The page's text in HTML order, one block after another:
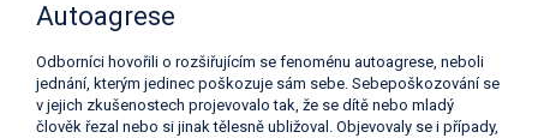
Autoagrese
Odborníci hovořili o rozšiřujícím se fenoménu autoagrese, neboli
jednání, kterým jedinec poškozuje sám sebe. Sebepoškozování se
v jejich zkušenostech projevovalo tak, že se dítě nebo mladý
člověk řezal nebo si jinak tělesně ubližoval. Objevovaly se i případy,